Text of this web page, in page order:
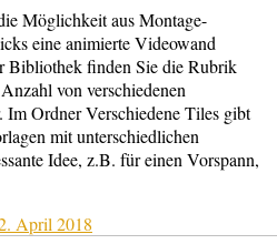
Möglichkeit aus Montage-
eine animierte Videowand
Bibliothek finden Sie die Rubrik
von verschiedenen
Ordner Verschiedene Tiles gibt
mit unterschiedlichen
Idee, z.B. für einen Vorspann,
April 2018